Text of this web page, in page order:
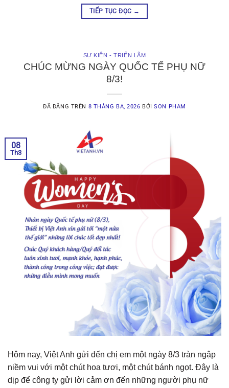
TIẾP TỤC ĐỌC →
SỰ KIỆN - TRIỂN LÃM
CHÚC MỪNG NGÀY QUỐC TẾ PHỤ NỮ
8/3!
ĐÃ ĐĂNG TRÊN 8 THÁNG BA, 2026 BỞISON PHAM
08
Th3
Hôm nay, Việt Anh gửi đến chị em một ngày 8/3 tràn ngập
niềm vui với một chút hoa tươi, một chút bánh ngọt. Đây là
dịp để công ty gửi lời cảm ơn đến những người phụ nữ